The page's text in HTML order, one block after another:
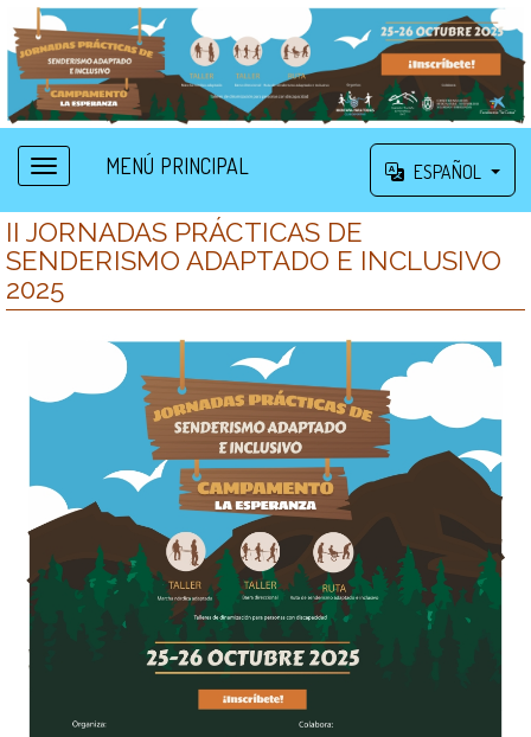
MENÚ PRINCIPAL ESPAÑOL
II JORNADAS PRÁCTICAS DE
SENDERISMO ADAPTADO E INCLUSIVO
2025